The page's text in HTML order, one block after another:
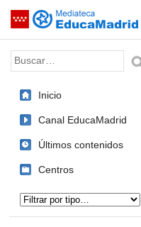
Saltar navegación
Palabra o frase:
Inicio
Canal EducaMadrid
Últimos contenidos
Centros